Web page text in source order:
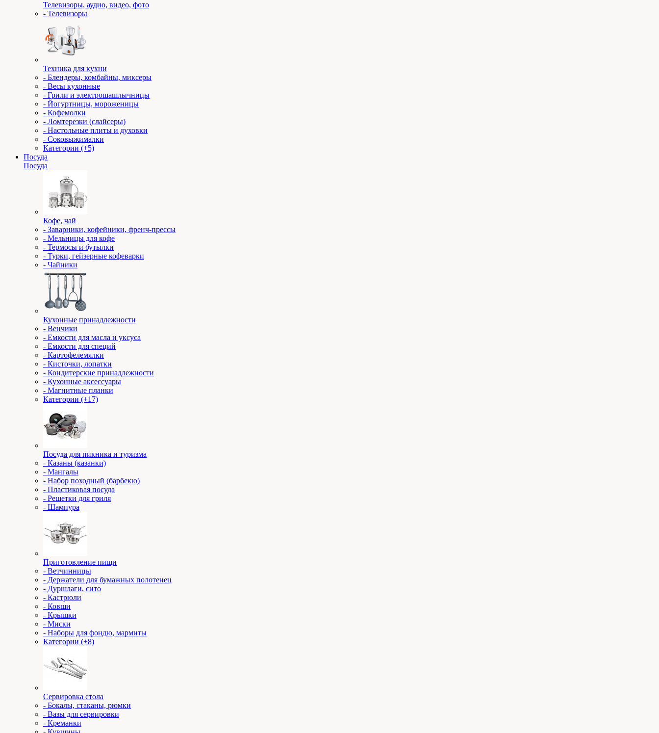
Телевизоры, аудио, видео, фото
- Телевизоры
Техника для кухни
- Блендеры, комбайны, миксеры
- Весы кухонные
- Грили и электрошашлычницы
- Йогуртницы, мороженицы
- Кофемолки
- Ломтерезки (слайсеры)
- Настольные плиты и духовки
- Соковыжималки
Категории (+5)
Посуда
Посуда
Кофе, чай
- Заварники, кофейники, френч-прессы
- Мельницы для кофе
- Термосы и бутылки
- Турки, гейзерные кофеварки
- Чайники
Кухонные принадлежности
- Венчики
- Емкости для масла и уксуса
- Емкости для специй
- Картофелемялки
- Кисточки, лопатки
- Кондитерские принадлежности
- Кухонные аксессуары
- Магнитные планки
Категории (+17)
Посуда для пикника и туризма
- Казаны (казанки)
- Мангалы
- Набор походный (барбекю)
- Пластиковая посуда
- Решетки для гриля
- Шампура
Приготовление пищи
- Ветчинницы
- Держатели для бумажных полотенец
- Дуршлаги, сито
- Кастрюли
- Ковши
- Крышки
- Миски
- Наборы для фондю, мармиты
Категории (+8)
Сервировка стола
- Бокалы, стаканы, рюмки
- Вазы для сервировки
- Креманки